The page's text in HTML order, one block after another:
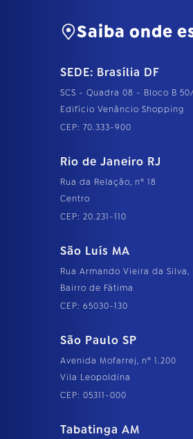
Saiba onde
SEDE: Brasília DF
SCS - Quadra 08 - Bloco B
Edifício Venâncio Shopping
CEP: 70.333-900
Rio de Janeiro RJ
Rua da Relação, nº 18
Centro
CEP: 20.231-110
São Luís MA
Rua Armando Vieira da Silva,
Bairro de Fátima
CEP: 65030-130
São Paulo SP
Avenida Mofarrej, nº 1.200
Vila Leopoldina
CEP: 05311-000
Tabatinga AM